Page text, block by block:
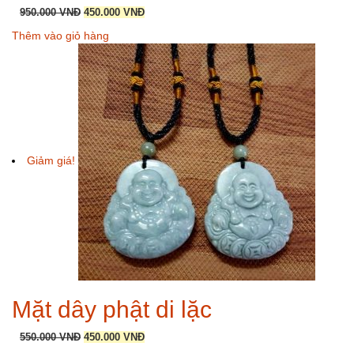
950.000VNĐ Giá
là:
950.000 VNĐ.
450.000 VNĐGiá
là:
450.000 VNĐ.
Thêm vào giỏ hàng
Giảm giá!
Mặt dây phật di lặc
550.000VNĐ Giá
450.000 VNĐGiá